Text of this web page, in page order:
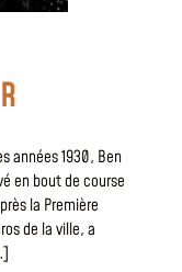
années 1930, Ben
en bout de course
la Première
de la ville, a